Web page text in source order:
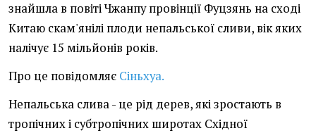
знайшла в повіті Чжанпу провінції Фуцзянь на сході
Китаю скам'янілі плоди непальської сливи, вік яких
налічує 15 мільйонів років.
Про це повідомляє Сіньхуа.
Непальська слива - це рід дерев, які зростають в
тропічних і субтропічних широтах Східної